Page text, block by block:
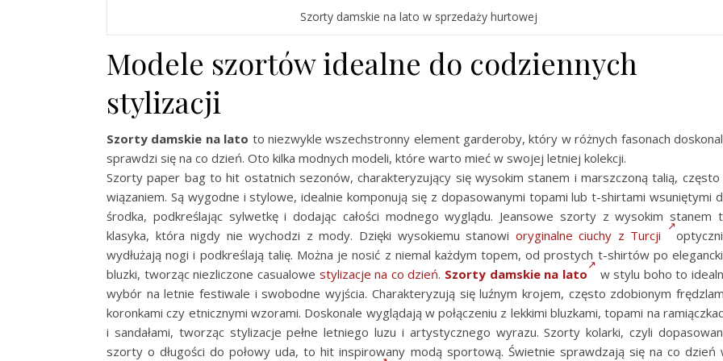
Szorty damskie na lato w sprzedaży hurtowej
Modele szortów idealne do codziennych
stylizacji
Szorty damskie na lato to niezwykle wszechstronny element garderoby, który w różnych fasonach
sprawdzi się na co dzień. Oto kilka modnych modeli, które warto mieć w swojej letniej kolekcji.
Szorty paper bag to hit ostatnich sezonów, charakteryzujący się wysokim stanem i marszczoną talią, często
wiązaniem. Są wygodne i stylowe, idealnie komponują się z dopasowanymi topami lub t-shirtami wsuniętymi
środka, podkreślając sylwetkę i dodając całości modnego wyglądu. Jeansowe szorty z wysokim stanem
klasyka, która nigdy nie wychodzi z mody. Dzięki wysokiemu stanowi oryginalne ciuchy z Turcji
wydłużają nogi i podkreślają talię. Można je nosić z niemal każdym topem, od prostych t-shirtów po
bluzki, tworząc niezliczone casualowe stylizacje na co dzień. Szorty damskie na lato
w stylu boho to
wybór na letnie festiwale i swobodne wyjścia. Charakteryzują się luźnym krojem, często zdobionym
koronkami czy etnicznymi wzorami. Doskonale wyglądają w połączeniu z lekkimi bluzkami, topami na
i sandałami, tworząc stylizacje pełne letniego luzu i artystycznego wyrazu. Szorty kolarki, czyli
szorty o długości do połowy uda, to hit inspirowany modą sportową. Świetnie sprawdzają się na co dzień